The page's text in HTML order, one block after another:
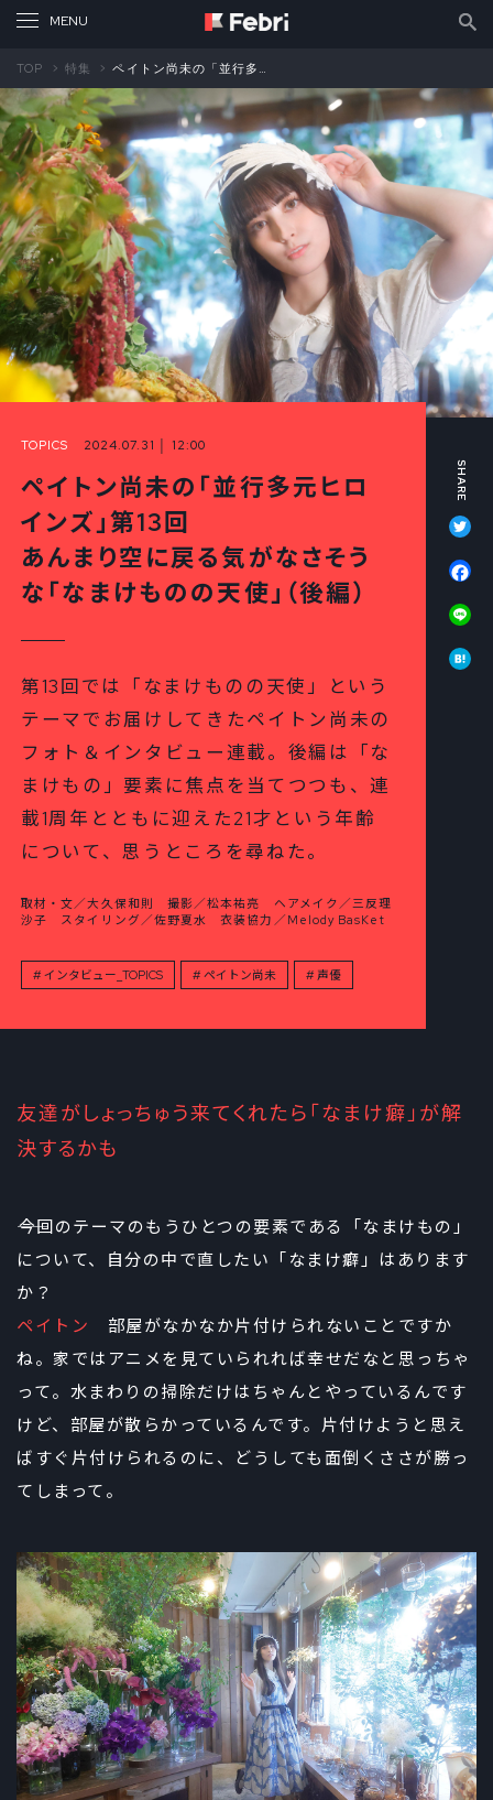
TOP 特集 ペイトン尚未の「並行多元ヒロインズ」第13回 あんまり空に戻る気がなさそうな「なまけものの天使」（後編）
TOPICS 2024.07.31 │ 12:00
ペイトン尚未の「並行多元ヒロ
インズ」第13回
あんまり空に戻る気がなさそう
な「なまけものの天使」（後編）
第13回では「なまけものの天使」という
テーマでお届けしてきたペイトン尚未の
フォト＆インタビュー連載。後編は「な
まけもの」要素に焦点を当てつつも、連
載1周年とともに迎えた21才という年齢
について、思うところを尋ねた。
取材・文／大久保和則 撮影／松本祐亮 ヘアメイク／三反理
沙子 スタイリング／佐野夏水 衣装協力／Melody BasKet
インタビュー_TOPICS ペイトン尚未 声優
友達がしょっちゅう来てくれたら「なまけ癖」が解
決するかも
――今回のテーマのもうひとつの要素である「なまけもの」
について、自分の中で直したい「なまけ癖」はあります
か？
ペイトン 部屋がなかなか片付けられないことですか
ね。家ではアニメを見ていられれば幸せだなと思っちゃ
って。水まわりの掃除だけはちゃんとやっているんです
けど、部屋が散らかっているんです。片付けようと思え
ばすぐ片付けられるのに、どうしても面倒くささが勝っ
てしまって。